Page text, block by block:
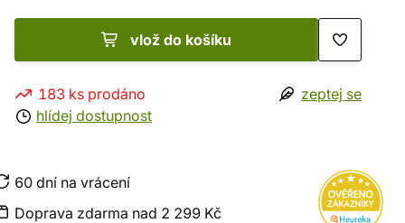
vlož do košíku
183 ks prodáno
hlídej dostupnost
zeptej se
60 dní na vrácení
Doprava zdarma nad 2 299 Kč